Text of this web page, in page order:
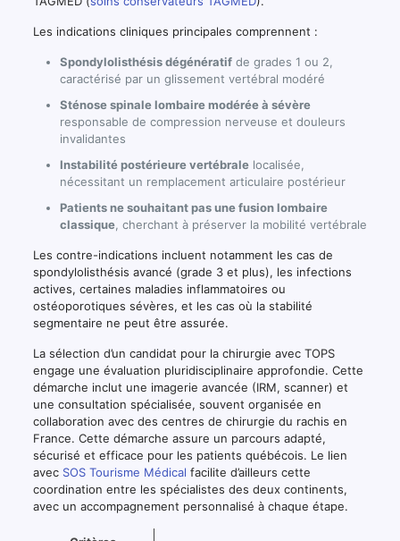
Les indications cliniques principales comprennent :
Spondylolisthésis dégénératifde grades 1 ou 2,
caractérisé par un glissement vertébral modéré
Sténose spinale lombaire modérée à sévère
responsable de compression nerveuse et douleurs
invalidantes
Instabilité postérieure vertébralelocalisée,
nécessitant un remplacement articulaire postérieur
Patients ne souhaitant pas une fusion lombaire
classique, cherchant à préserver la mobilité vertébrale
Les contre-indications incluent notamment les cas de
spondylolisthésis avancé (grade 3 et plus), les infections
actives, certaines maladies inflammatoires ou
ostéoporotiques sévères, et les cas où la stabilité
segmentaire ne peut être assurée.
La sélection d’un candidat pour la chirurgie avec TOPS
engage une évaluation pluridisciplinaire approfondie. Cette
démarche inclut une imagerie avancée (IRM, scanner) et
une consultation spécialisée, souvent organisée en
collaboration avec des centres de chirurgie du rachis en
France. Cette démarche assure un parcours adapté,
sécurisé et efficace pour les patients québécois. Le lien
avec SOS Tourisme Médical facilite d’ailleurs cette
coordination entre les spécialistes des deux continents,
avec un accompagnement personnalisé à chaque étape.